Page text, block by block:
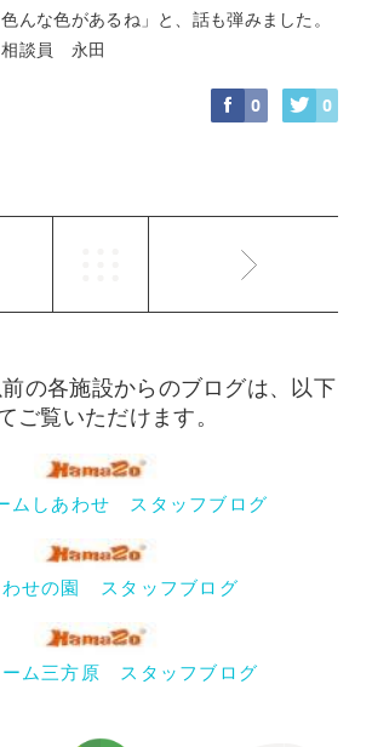
んな色があるね」と、話も弾みました。
永田
0 0
の各施設からのブログは、以下
ご覧いただけます。
ムしあわせ スタッフブログ
わせの園 スタッフブログ
ム三方原 スタッフブログ